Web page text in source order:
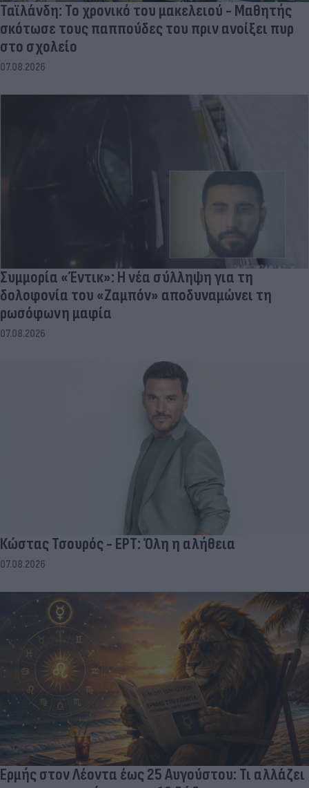
Ταϊλάνδη: Το χρονικό του μακελειού - Μαθητής
σκότωσε τους παππούδες του πριν ανοίξει πυρ
στο σχολείο
07.08.2026
Συμμορία «Έντικ»: Η νέα σύλληψη για τη
δολοφονία του «Ζαμπόν» αποδυναμώνει τη
ρωσόφωνη μαφία
07.08.2026
Κώστας Τσουρός - ΕΡΤ: Όλη η αλήθεια
07.08.2026
Ερμής στον Λέοντα έως 25 Αυγούστου: Τι αλλάζει